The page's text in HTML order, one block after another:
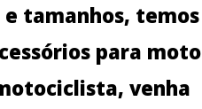
e tamanhos, temos
para moto
venha